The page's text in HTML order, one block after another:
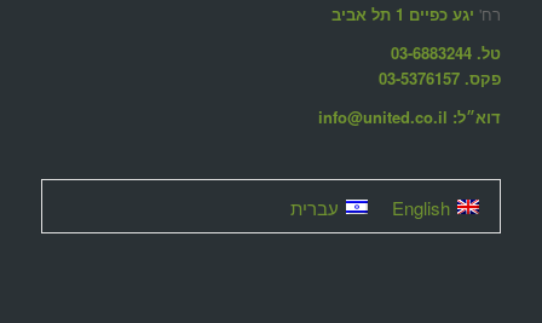
רח' יגע כפיים 1 תל אביב
טל. 03-6883244
פקס. 03-5376157
דוא״ל: info@united.co.il
English עברית